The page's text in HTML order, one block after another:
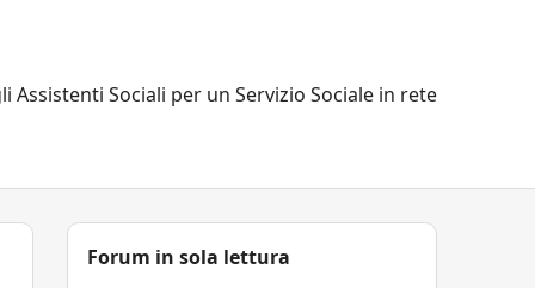
Assistenti Sociali per un Servizio Sociale in rete
Forum in sola lettura